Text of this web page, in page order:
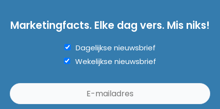
Marketingfacts. Elke dag vers. Mis niks!
Dagelijkse nieuwsbrief
Wekelijkse nieuwsbrief